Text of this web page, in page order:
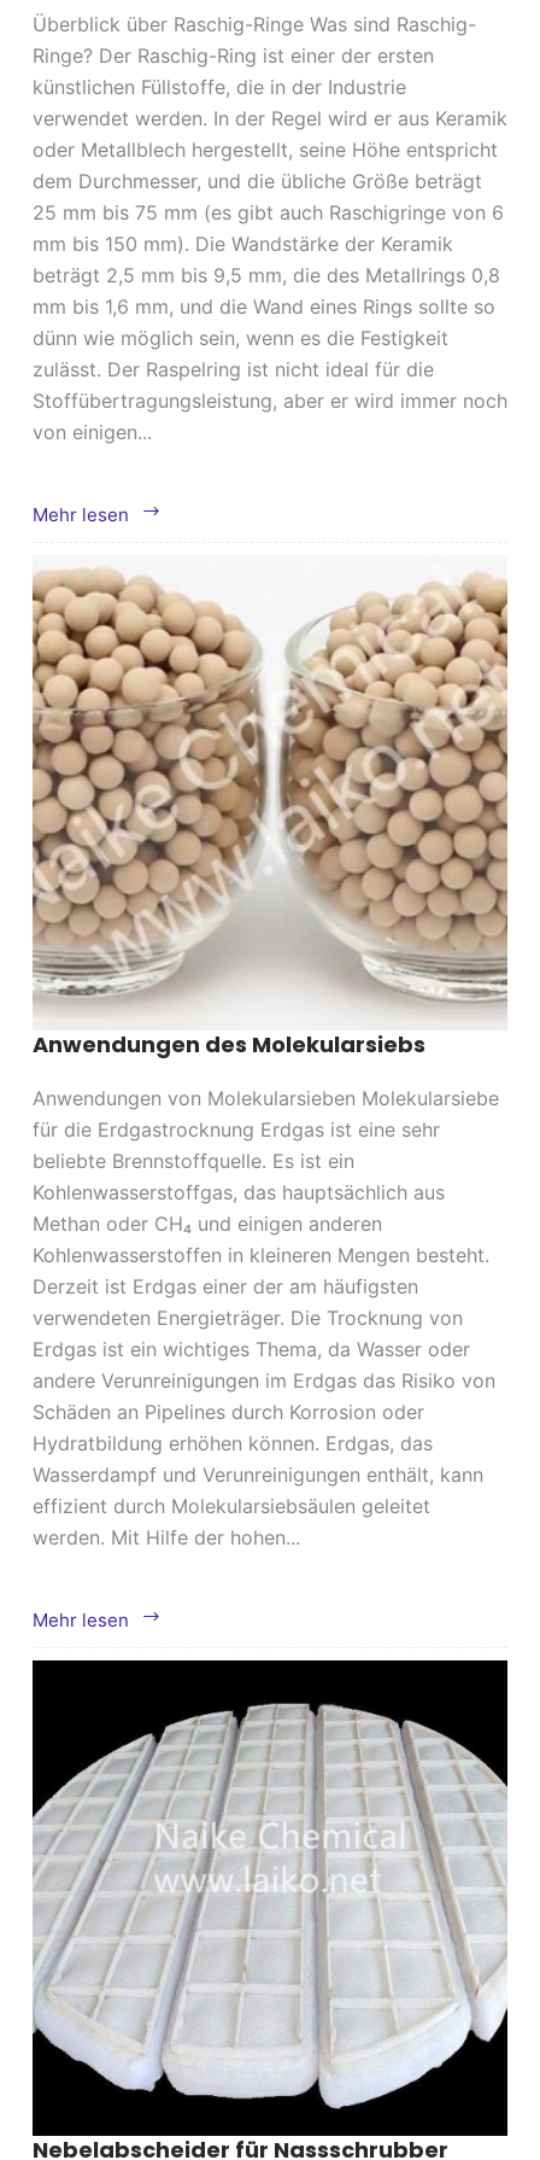
Überblick über Raschig-Ringe Was sind Raschig-
Ringe? Der Raschig-Ring ist einer der ersten
künstlichen Füllstoffe, die in der Industrie
verwendet werden. In der Regel wird er aus Keramik
oder Metallblech hergestellt, seine Höhe entspricht
dem Durchmesser, und die übliche Größe beträgt
25 mm bis 75 mm (es gibt auch Raschigringe von 6
mm bis 150 mm). Die Wandstärke der Keramik
beträgt 2,5 mm bis 9,5 mm, die des Metallrings 0,8
mm bis 1,6 mm, und die Wand eines Rings sollte so
dünn wie möglich sein, wenn es die Festigkeit
zulässt. Der Raspelring ist nicht ideal für die
Stoffübertragungsleistung, aber er wird immer noch
von einigen...
Mehr lesen
Übersicht
der
Ringe
Anwendungen des Molekularsiebs
Anwendungen von Molekularsieben Molekularsiebe
für die Erdgastrocknung Erdgas ist eine sehr
beliebte Brennstoffquelle. Es ist ein
Kohlenwasserstoffgas, das hauptsächlich aus
Methan oder CH₄ und einigen anderen
Kohlenwasserstoffen in kleineren Mengen besteht.
Derzeit ist Erdgas einer der am häufigsten
verwendeten Energieträger. Die Trocknung von
Erdgas ist ein wichtiges Thema, da Wasser oder
andere Verunreinigungen im Erdgas das Risiko von
Schäden an Pipelines durch Korrosion oder
Hydratbildung erhöhen können. Erdgas, das
Wasserdampf und Verunreinigungen enthält, kann
effizient durch Molekularsiebsäulen geleitet
werden. Mit Hilfe der hohen...
Mehr lesen
Anwendungen
des
Nebelabscheider für Nassschrubber